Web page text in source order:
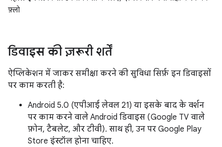
फ़्लो
डिवाइस की ज़रूरी शर्तें
ऐप्लिकेशन में जाकर समीक्षा करने की सुविधा सिर्फ़ इन डिवाइसों
पर काम करती है:
Android 5.0 (एपीआई लेवल 21) या इसके बाद के वर्शन
पर काम करने वाले Android डिवाइस (Google TV वाले
फ़ोन, टैबलेट, और टीवी). साथ ही, उन पर Google Play
Store इंस्टॉल होना चाहिए.